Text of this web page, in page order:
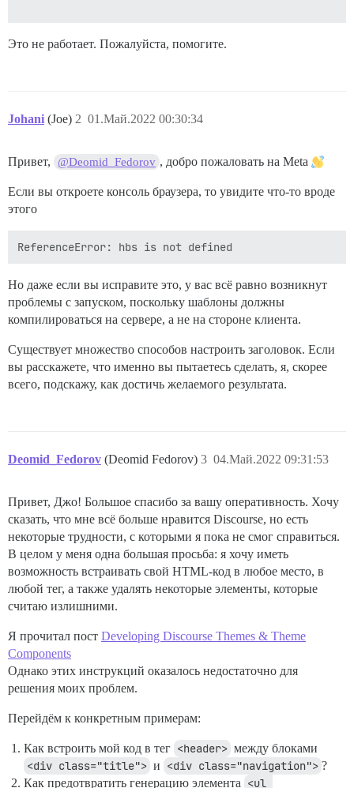
Это не работает. Пожалуйста, помогите.
Johani (Joe) 01.Май.2022 00:30:34
2
Привет, @Deomid_Fedorov , добро пожаловать на Meta
Если вы откроете консоль браузера, то увидите что-то вроде
этого
Но даже если вы исправите это, у вас всё равно возникнут
проблемы с запуском, поскольку шаблоны должны
компилироваться на сервере, а не на стороне клиента.
Существует множество способов настроить заголовок. Если
вы расскажете, что именно вы пытаетесь сделать, я, скорее
всего, подскажу, как достичь желаемого результата.
Deomid_Fedorov (Deomid Fedorov) 04.Май.2022 09:31:53
3
Привет, Джо! Большое спасибо за вашу оперативность. Хочу
сказать, что мне всё больше нравится Discourse, но есть
некоторые трудности, с которыми я пока не смог справиться.
В целом у меня одна большая просьба: я хочу иметь
возможность встраивать свой HTML-код в любое место, в
любой тег, а также удалять некоторые элементы, которые
считаю излишними.
Я прочитал пост Developing Discourse Themes & Theme
Components
Однако этих инструкций оказалось недостаточно для
решения моих проблем.
Перейдём к конкретным примерам:
Как встроить мой код в тег <header> между блоками
<div class="title"> и <div class="navigation"> ?
Как предотвратить генерацию элемента <ul